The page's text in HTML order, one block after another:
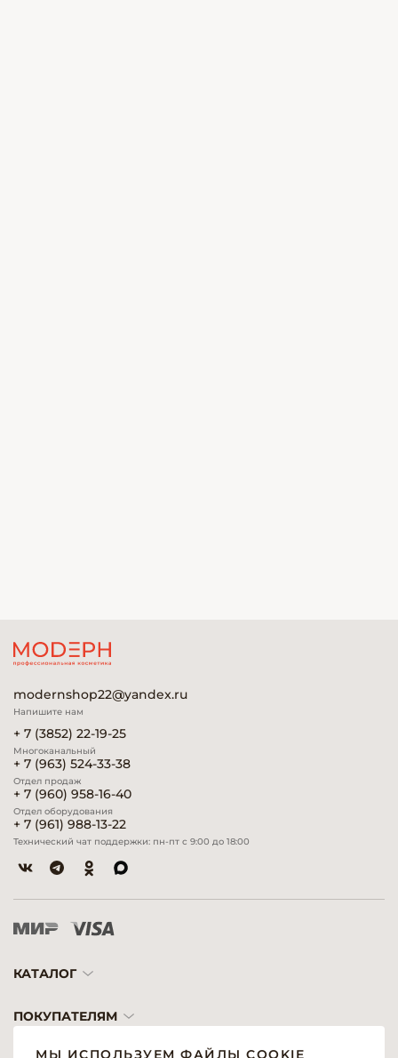
modernshop22@yandex.ru
Напишите нам
+ 7 (3852) 22-19-25
Многоканальный
+ 7 (963) 524-33-38
Отдел продаж
+ 7 (960) 958-16-40
Отдел оборудования
+ 7 (961) 988-13-22
Технический чат поддержки: пн-пт с 9:00 до 18:00
КАТАЛОГ
ПОКУПАТЕЛЯМ
МЫ ИСПОЛЬЗУЕМ ФАЙЛЫ COOKIE